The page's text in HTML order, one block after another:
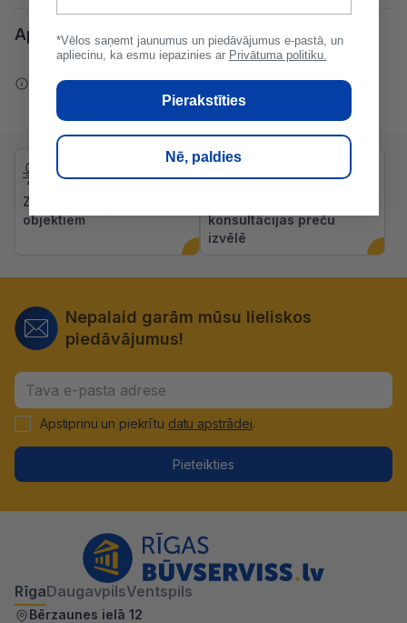
Apraksts
Ziņot par kļūdu saturā
Zibenīga piegāde uz
objektiem
konsultācijas preču
izvēlē
Nepalaid garām mūsu lieliskos
piedāvājumus!
Apstiprinu un piekrītu datu apstrādei.
Pieteikties
RīgaDaugavpilsVentspils
Bērzaunes ielā 12
*Vēlos saņemt jaunumus un piedāvājumus e-pastā, un
apliecinu, ka esmu iepazinies ar Privātuma politiku.
Pierakstīties
Nē, paldies